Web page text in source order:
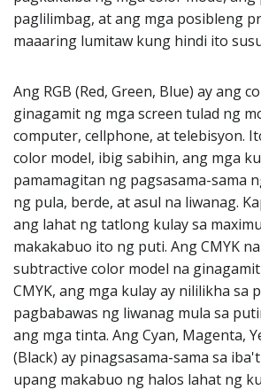
paglilimbag, at ang mga posibleng
maaaring lumitaw kung hindi ito
Ang RGB (Red, Green, Blue) ay ang
ginagamit ng mga screen tulad ng
computer, cellphone, at telebisyon.
color model, ibig sabihin, ang mga
pamamagitan ng pagsasama-sama
ng pula, berde, at asul na liwanag.
ang lahat ng tatlong kulay sa
makakabuo ito ng puti. Ang CMYK
subtractive color model na
CMYK, ang mga kulay ay nililikha sa
pagbabawas ng liwanag mula sa
ang mga tinta. Ang Cyan, Magenta,
(Black) ay pinagsasama-sama sa
upang makabuo ng halos lahat ng